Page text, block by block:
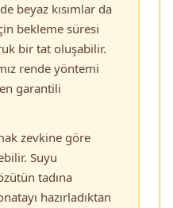
beyaz kısımlar da
bekleme süresi
bir tat oluşabilir.
rende yöntemi
garantili
zevkine göre
Suyu
tadına
hazırladıktan